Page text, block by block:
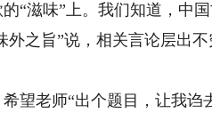
“滋味”上。我们知道，中
外之旨”说，相关言论层出
老师“出个题目，让我诌